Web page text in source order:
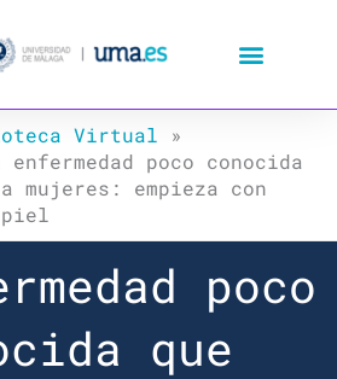
Virtual »
enfermedad poco conocida
mujeres: empieza con
poco
que